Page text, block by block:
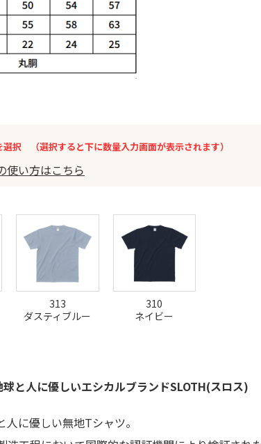
択 （選択すると下に数量入力画面が表示されます）
使い方はこちら
313
ダスティブルー
310
ネイビー
と人に優しいエシカルブランドSLOTH(スロス)
に優しい無地Tシャツ。